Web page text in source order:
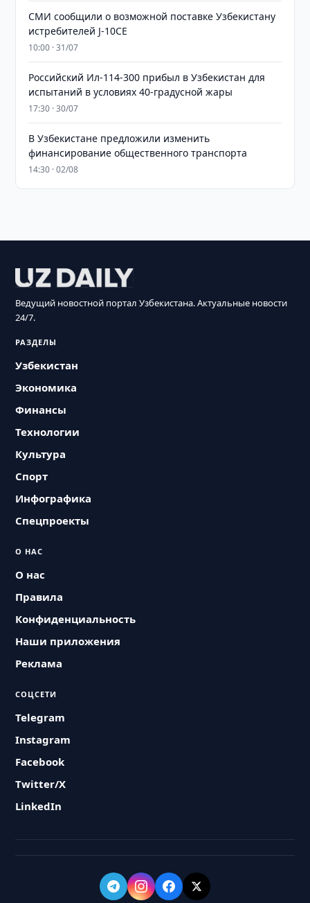
СМИ сообщили о возможной поставке Узбекистану
истребителей J-10CE
10:00 · 31/07
Российский Ил-114-300 прибыл в Узбекистан для
испытаний в условиях 40-градусной жары
17:30 · 30/07
В Узбекистане предложили изменить
финансирование общественного транспорта
14:30 · 02/08
Ведущий новостной портал Узбекистана. Актуальные новости
24/7.
РАЗДЕЛЫ
Узбекистан
Экономика
Финансы
Технологии
Культура
Спорт
Инфографика
Спецпроекты
О НАС
О нас
Правила
Конфиденциальность
Наши приложения
Реклама
СОЦСЕТИ
Telegram
Instagram
Facebook
Twitter/X
LinkedIn